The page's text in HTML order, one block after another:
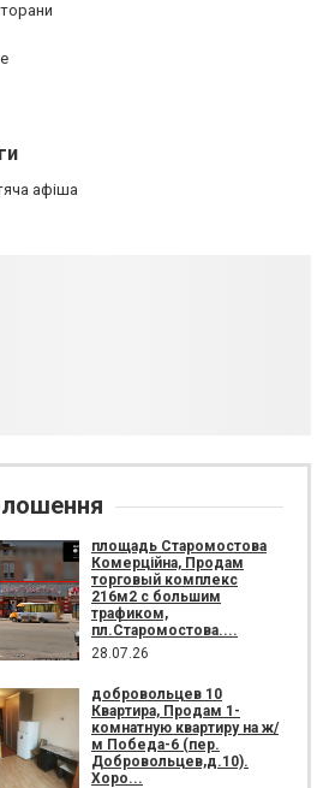
афіша
площадь Старомостова
Комерційна, Продам
торговый комплекс
216м2 с большим
трафиком,
пл.Старомостова....
28.07.26
добровольцев 10
Квартира, Продам 1-
комнатную квартиру на ж/
м Победа-6 (пер.
Добровольцев,д.10).
Хоро...